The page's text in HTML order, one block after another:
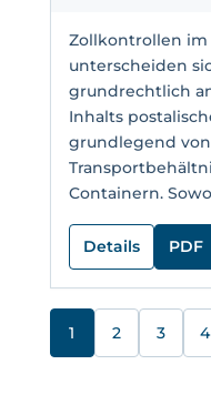
Zollkontrollen im
unterscheiden
grundrechtlich
Inhalts
grundlegend
Containern.
Details PDF
1 2 3 4